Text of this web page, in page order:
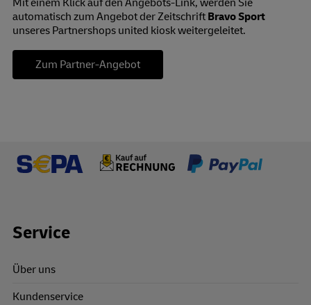
automatisch zum Angebot der Zeitschrift Bravo Sport
unseres Partnershops united kiosk weitergeleitet.
Zum Partner-Angebot
Footer Links
Service
Über uns
Kundenservice